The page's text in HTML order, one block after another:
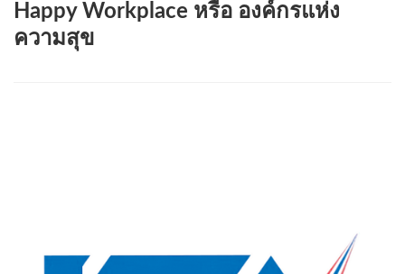
Happy Workplace หรือ องค์กรแห่ง
ความสุข